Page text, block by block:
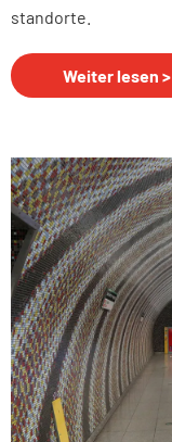
standorte.
Weiter lesen >